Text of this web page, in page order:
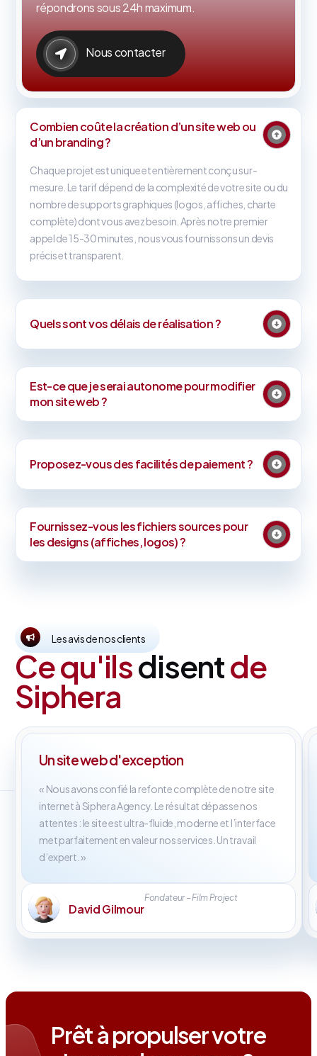
répondrons sous 24h maximum.
Nous contacter
Combien coûte la création d’un site web ou
d’un branding ?
Chaque projet est unique et entièrement conçu sur-
mesure. Le tarif dépend de la complexité de votre site ou du
nombre de supports graphiques (logos, affiches, charte
complète) dont vous avez besoin. Après notre premier
appel de 15-30 minutes, nous vous fournissons un devis
précis et transparent.
Quels sont vos délais de réalisation ?
Est-ce que je serai autonome pour modifier
mon site web ?
Proposez-vous des facilités de paiement ?
Fournissez-vous les fichiers sources pour
les designs (affiches, logos) ?
Les avis de nos clients
Ce qu'ilsdisentde
Siphera
Un site web d'exception
« Nous avons confié la refonte complète de notre site
internet à Siphera Agency. Le résultat dépasse nos
attentes : le site est ultra-fluide, moderne et l’interface
met parfaitement en valeur nos services. Un travail
d’expert. »
David Gilmour
Fondateur – Film Project
Prêt à propulser votre